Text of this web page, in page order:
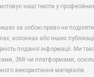
наші тексти у
за собою право не
колонках або інших
поданої інформації. Ми
ЗМІ чи платформами,
використання матеріалів.